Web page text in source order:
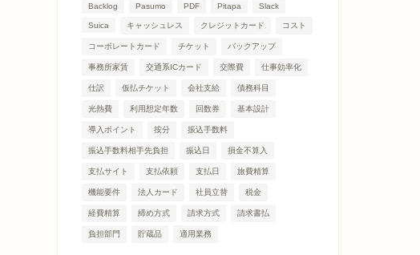
Backlog Pasumo PDF Pitapa Slack
Suica キャッシュレス クレジットカード コスト
コーポレートカード チケット バックアップ
事務所家賃 交通系ICカード 交際費 仕事効率化
仕訳 仮払チケット 会社支給 債務科目
光熱費 利用想定年数 回数券 基本設計
導入ポイント 按分 振込手数料
振込手数料相手先負担 振込日 損金不算入
支払サイト 支払依頼 支払日 旅費精算
機能要件 法人カード 社員立替 税金
経費精算 締め方式 請求方式 請求書払
負担部門 貯蔵品 適用業務